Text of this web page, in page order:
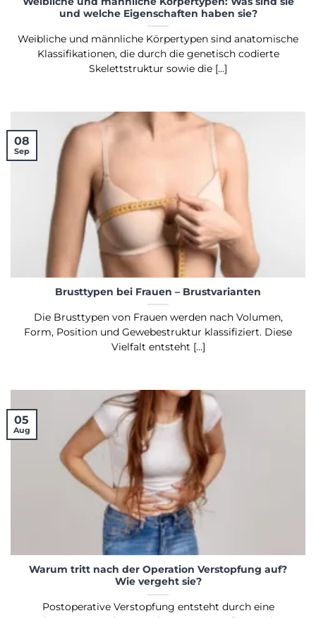
und welche Eigenschaften haben sie?
Weibliche und männliche Körpertypen sind anatomische
Klassifikationen, die durch die genetisch codierte
Skelettstruktur sowie die [...]
Brusttypen bei Frauen – Brustvarianten
Die Brusttypen von Frauen werden nach Volumen,
Form, Position und Gewebestruktur klassifiziert. Diese
Vielfalt entsteht [...]
08
Sep
Warum tritt nach der Operation Verstopfung auf?
Wie vergeht sie?
Postoperative Verstopfung entsteht durch eine
05
Aug